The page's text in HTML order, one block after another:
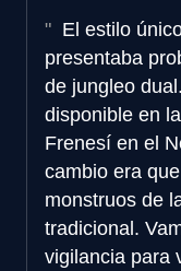
El estilo
presentaba
de jungleo
disponible en
Frenesí en el
cambio era
monstruos de
tradicional.
vigilancia para